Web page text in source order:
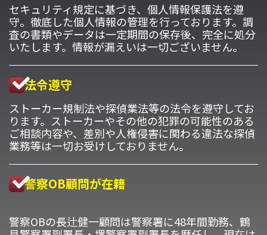
セキュリティ規定に基づき、個人情報保護法を遵
守。徹底した個人情報の管理を行っております。調
査の書類やデータは一定期間の保存後、完全に処分
いたします。情報が漏えいは一切ございません。
法令遵守
ストーカー規制法や探偵業法等の法令を遵守してお
ります。ストーカーやその他の犯罪の可能性のある
ご相談内容や、差別や人権侵害に関わる違法な探偵
業務等は一切お受けしておりません。
警察OB顧問が在籍
警察OBの長辻健一顧問は警察署に48年間勤務、鶴